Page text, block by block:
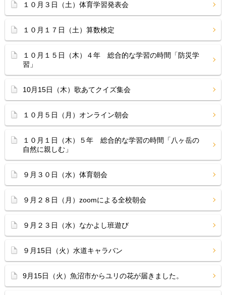
１０月３日（土）体育学習発表会
１０月１７日（土）算数検定
１０月１５日（木）４年 総合的な学習の時間「防災学
習」
10月15日（木）歌あてクイズ集会
１０月５日（月）オンライン朝会
１０月１日（木）５年 総合的な学習の時間「八ヶ岳の
自然に親しむ」
９月３０日（水）体育朝会
９月２８日（月）zoomによる全校朝会
９月２３日（水）なかよし班遊び
９月15日（火）水道キャラバン
9月15日（火）魚沼市からユリの花が届きました。